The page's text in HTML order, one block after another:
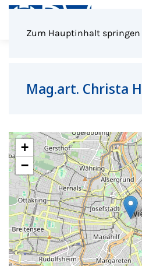
Zum Hauptinhalt springen
Mag.art. Christa
+
−